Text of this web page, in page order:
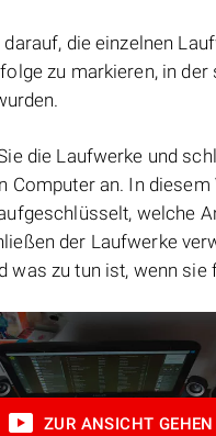
die einzelnen
zu markieren, in der
die Laufwerke und
Computer an. In diesem
welche
der Laufwerke
was zu tun ist, wenn sie
ZUR ANSICHT GEHEN